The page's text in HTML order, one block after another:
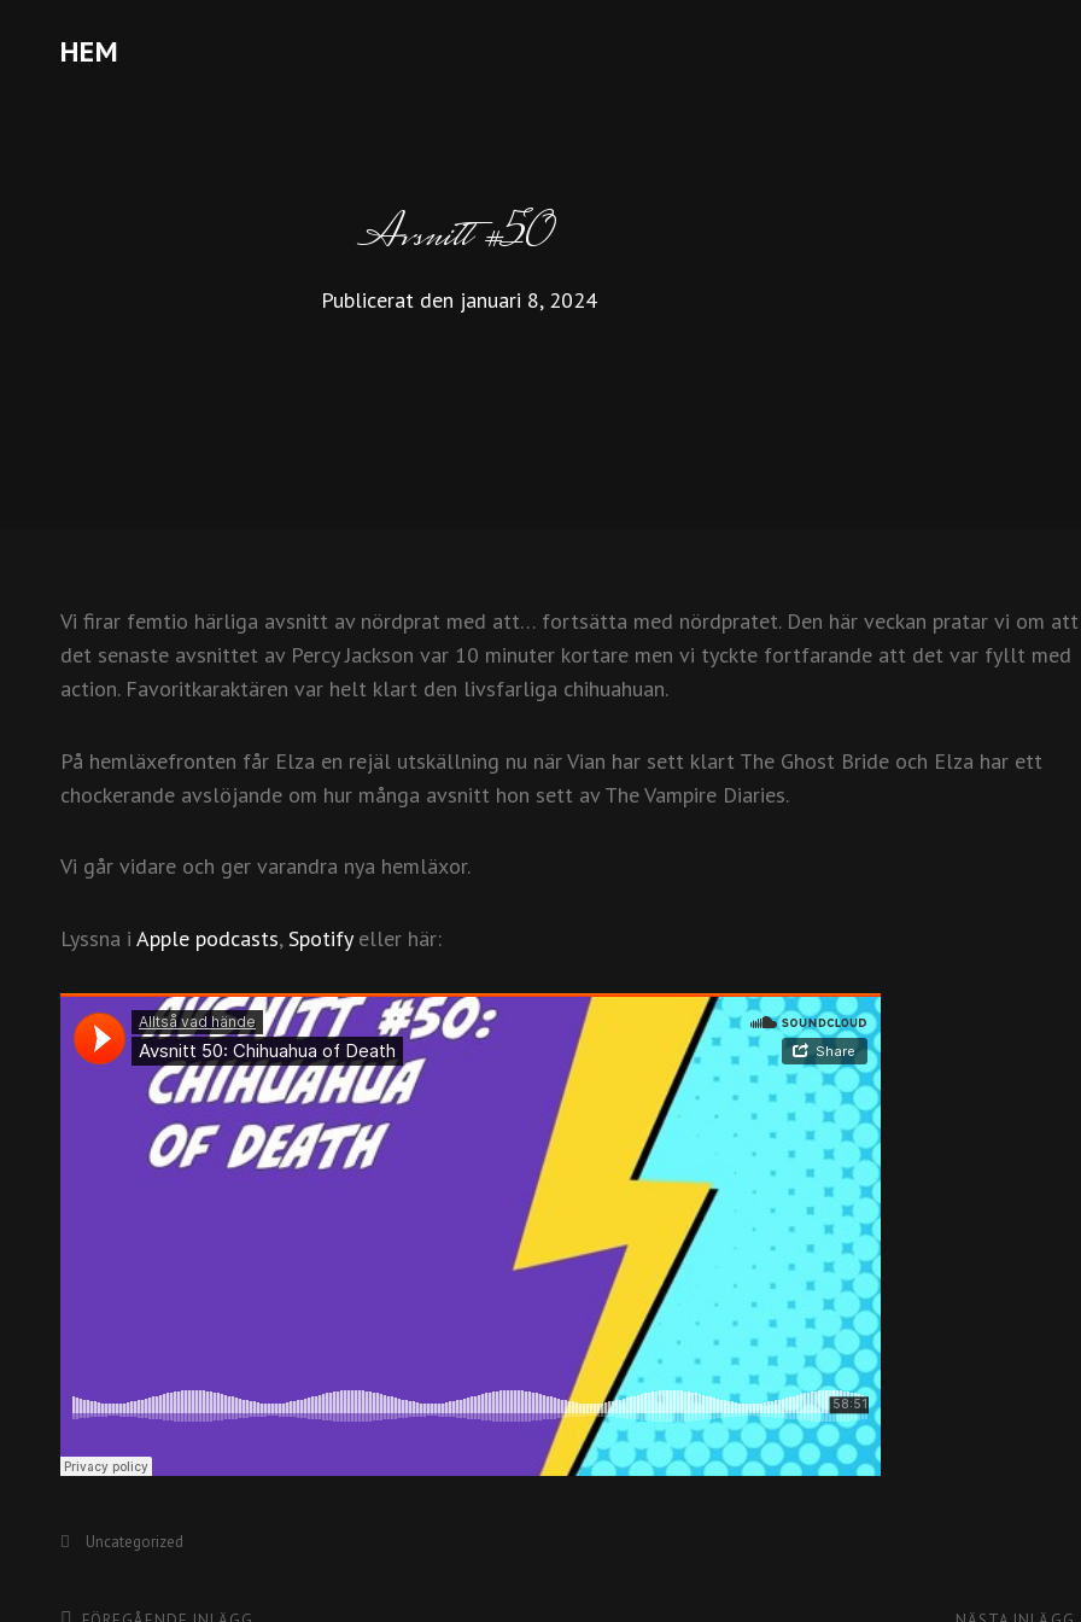
HEM
Avsnitt #50
Publicerat den januari 8, 2024
Vi firar femtio härliga avsnitt av nördprat med att… fortsätta med nördpratet. Den här veckan pratar vi om att
det senaste avsnittet av Percy Jackson var 10 minuter kortare men vi tyckte fortfarande att det var fyllt med
action. Favoritkaraktären var helt klart den livsfarliga chihuahuan.
På hemläxefronten får Elza en rejäl utskällning nu när Vian har sett klart The Ghost Bride och Elza har ett
chockerande avslöjande om hur många avsnitt hon sett av The Vampire Diaries.
Vi går vidare och ger varandra nya hemläxor.
Lyssna i Apple podcasts, Spotifyeller här:
Kategorier
Uncategorized